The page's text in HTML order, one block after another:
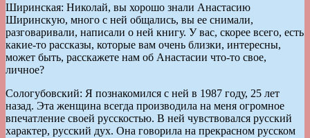
Ширинская: Николай, вы хорошо знали Анастасию
Ширинскую, много с ней общались, вы ее снимали,
разговаривали, написали о ней книгу. У вас, скорее всего, есть
какие-то рассказы, которые вам очень близки, интересны,
может быть, расскажете нам об Анастасии что-то свое,
личное?
Сологубовский: Я познакомился с ней в 1987 году, 25 лет
назад. Эта женщина всегда производила на меня огромное
впечатление своей русскостью. В ней чувствовался русский
характер, русский дух. Она говорила на прекрасном русском